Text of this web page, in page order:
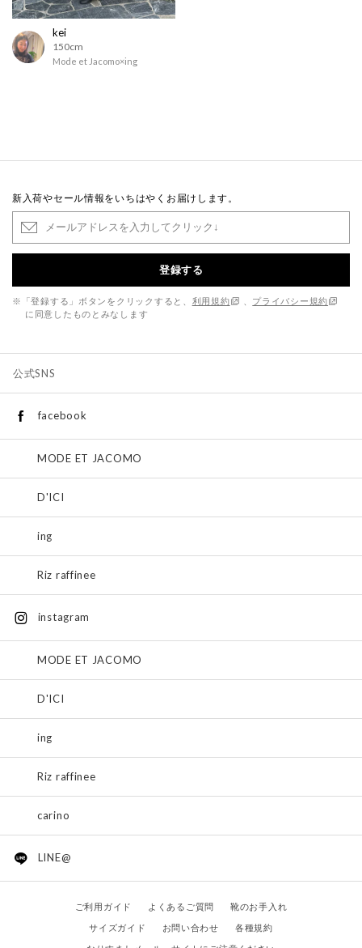
kei
150cm
Mode et Jacomo×ing
新入荷やセール情報をいちはやくお届けします。
登録する
※「登録する」ボタンをクリックすると、 利用規約
プライバシー規約
に同意したものとみなします
公式SNS
facebook
MODE ET JACOMO
D'ICI
ing
Riz raffinee
instagram
MODE ET JACOMO
D'ICI
ing
Riz raffinee
carino
LINE@
ご利用ガイド よくあるご質問
靴のお手入れ
サイズガイド
お問い合わせ
各種規約